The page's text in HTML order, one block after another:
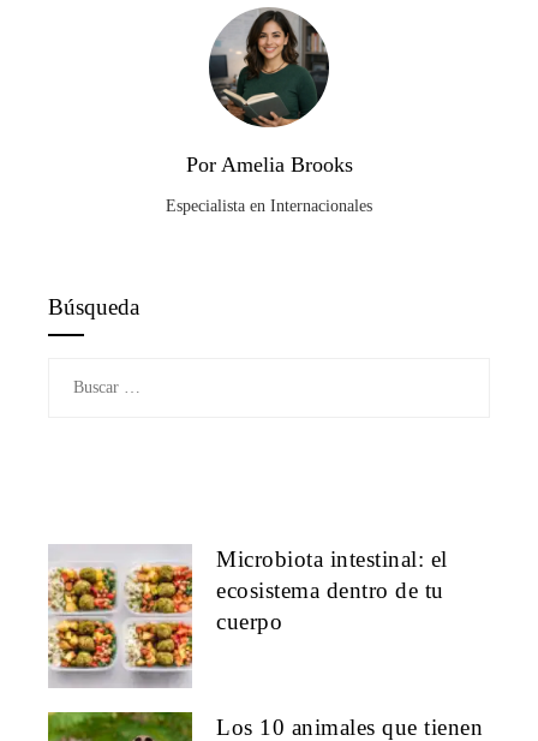
Por Amelia Brooks
Especialista en Internacionales
Búsqueda
Microbiota intestinal: el
ecosistema dentro de tu
cuerpo
Los 10 animales que tienen